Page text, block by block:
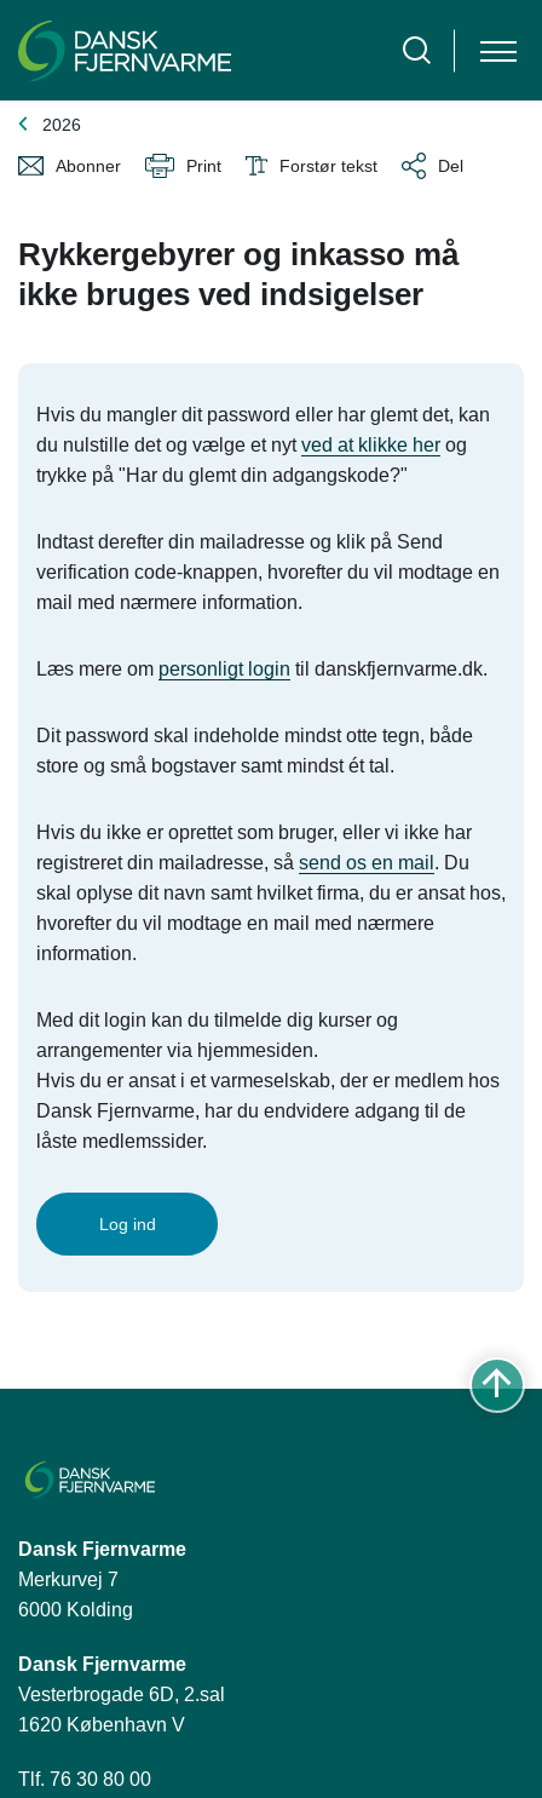
2026
Abonner Print Forstør tekst Del
Rykkergebyrer og inkasso må
ikke bruges ved indsigelser
Hvis du mangler dit password eller har glemt det, kan
du nulstille det og vælge et nytved at klikke her og
trykke på "Har du glemt din adgangskode?"
Indtast derefter din mailadresse og klik på Send
verification code-knappen, hvorefter du vil modtage en
mail med nærmere information.
Læs mere om personligt login til danskfjernvarme.dk.
Dit password skal indeholde mindst otte tegn, både
store og små bogstaver samt mindst ét tal.
Hvis du ikke er oprettet som bruger, eller vi ikke har
registreret din mailadresse, så send os en mail . Du
skal oplyse dit navn samt hvilket firma, du er ansat hos,
hvorefter du vil modtage en mail med nærmere
information.
Med dit login kan du tilmelde dig kurser og
arrangementer via hjemmesiden.
Hvis du er ansat i et varmeselskab, der er medlem hos
Dansk Fjernvarme, har du endvidere adgang til de
låste medlemssider.
Log ind
Dansk Fjernvarme
Merkurvej 7
6000 Kolding
Dansk Fjernvarme
Vesterbrogade 6D, 2.sal
1620 København V
Tlf. 76 30 80 00